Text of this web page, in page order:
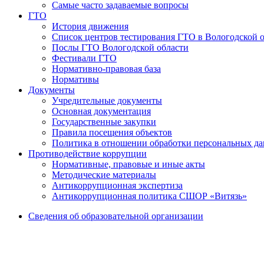
Самые часто задаваемые вопросы
ГТО
История движения
Список центров тестирования ГТО в Вологодской
Послы ГТО Вологодской области
Фестивали ГТО
Нормативно-правовая база
Нормативы
Документы
Учредительные документы
Основная документация
Государственные закупки
Правила посещения объектов
Политика в отношении обработки персональных
Противодействие коррупции
Нормативные, правовые и иные акты
Методические материалы
Антикоррупционная экспертиза
Антикоррупционная политика СШОР «Витязь»
Сведения об образовательной организации